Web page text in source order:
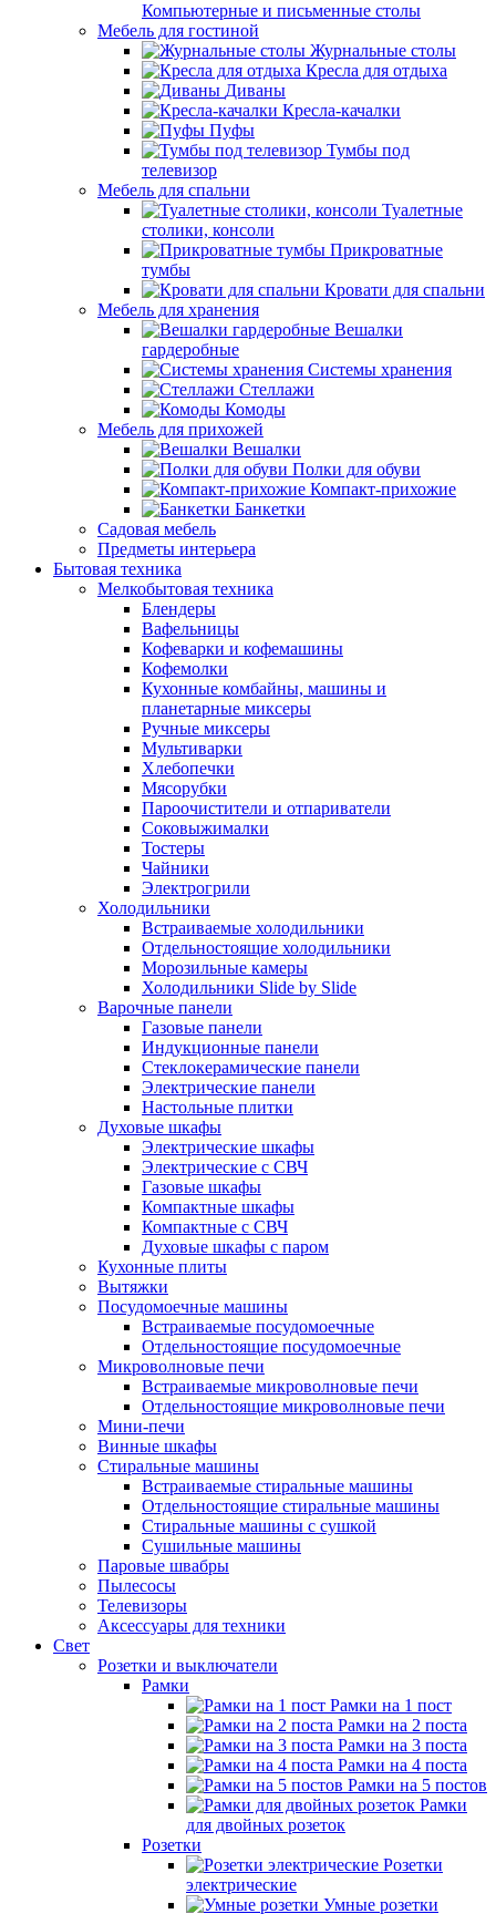
Компьютерные и письменные столы
Мебель для гостиной
Журнальные столы
Кресла для отдыха
Диваны
Кресла-качалки
Пуфы
Тумбы под
телевизор
Мебель для спальни
Туалетные
столики, консоли
Прикроватные
тумбы
Кровати для спальни
Мебель для хранения
Вешалки
гардеробные
Системы хранения
Стеллажи
Комоды
Мебель для прихожей
Вешалки
Полки для обуви
Компакт-прихожие
Банкетки
Садовая мебель
Предметы интерьера
Бытовая техника
Мелкобытовая техника
Блендеры
Вафельницы
Кофеварки и кофемашины
Кофемолки
Кухонные комбайны, машины и
планетарные миксеры
Ручные миксеры
Мультиварки
Хлебопечки
Мясорубки
Пароочистители и отпариватели
Соковыжималки
Тостеры
Чайники
Электрогрили
Холодильники
Встраиваемые холодильники
Отдельностоящие холодильники
Морозильные камеры
Холодильники Slide by Slide
Варочные панели
Газовые панели
Индукционные панели
Стеклокерамические панели
Электрические панели
Настольные плитки
Духовые шкафы
Электрические шкафы
Электрические с СВЧ
Газовые шкафы
Компактные шкафы
Компактные с СВЧ
Духовые шкафы с паром
Кухонные плиты
Вытяжки
Посудомоечные машины
Встраиваемые посудомоечные
Отдельностоящие посудомоечные
Микроволновые печи
Встраиваемые микроволновые печи
Отдельностоящие микроволновые печи
Мини-печи
Винные шкафы
Стиральные машины
Встраиваемые стиральные машины
Отдельностоящие стиральные машины
Стиральные машины с сушкой
Сушильные машины
Паровые швабры
Пылесосы
Телевизоры
Аксессуары для техники
Свет
Розетки и выключатели
Рамки
Рамки на 1 пост
Рамки на 2 поста
Рамки на 3 поста
Рамки на 4 поста
Рамки на 5 постов
Рамки
для двойных розеток
Розетки
Розетки
электрические
Умные розетки